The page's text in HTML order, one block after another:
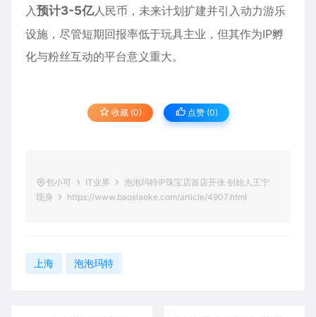
入预计3-5亿人民币，未来计划扩建并引入动力游乐
设施，尽管短期回报率低于玩具主业，但其作为IP孵
化与粉丝互动的平台意义重大。
收藏 (0) 点赞 (0)
包小可 IT业界
泡泡玛特IP珠宝店首店开张 创始人王宁
现身
https://www.baoxiaoke.com/article/4907.html
上海 泡泡玛特